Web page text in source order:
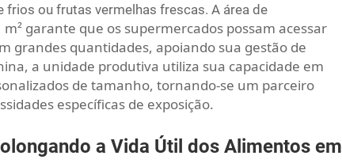
ou frutas vermelhas frescas. A área de
m² garante que os supermercados possam acessar
grandes quantidades, apoiando sua gestão de
a unidade produtiva utiliza sua capacidade em
de tamanho, tornando-se um parceiro
específicas de exposição.
a Vida Útil dos Alimentos em